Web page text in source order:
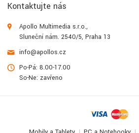
Kontaktujte nás
Apollo Multimedia s.r.o.,
Sluneční nám. 2540/5, Praha 13
info@apollos.cz
Po-Pá: 8.00-17.00
So-Ne: zavřeno